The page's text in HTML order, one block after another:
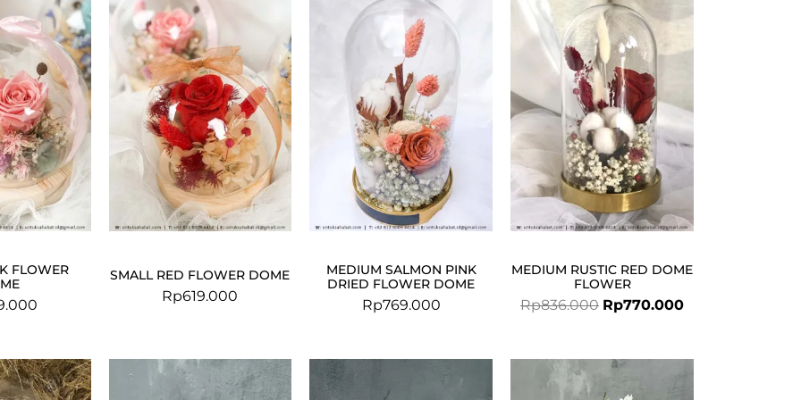
FLOWER
SMALL RED FLOWER DOME
Rp619.000
MEDIUM SALMON PINK
DRIED FLOWER DOME
Rp769.000
MEDIUM RUSTIC RED DOME
FLOWER
Rp836.000
price
was:
Rp836.000.
Rp770.000
price
Original
price
Current
price
Original
price
Current